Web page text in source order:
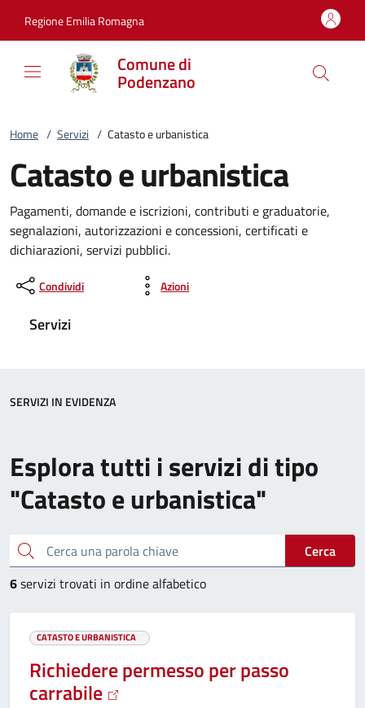
Regione Emilia Romagna
Comune di
Podenzano
Home / Servizi / Catasto e urbanistica
Catasto e urbanistica
Pagamenti, domande e iscrizioni, contributi e graduatorie,
segnalazioni, autorizzazioni e concessioni, certificati e
dichiarazioni, servizi pubblici.
Condividi Azioni
Servizi
Esplora tutti i servizi di tipo
"Catasto e urbanistica"
Cerca una parola chiave
Cerca
6servizi trovati in ordine alfabetico
CATASTO E URBANISTICA
Richiedere permesso per passo
carrabile
SERVIZI IN EVIDENZA